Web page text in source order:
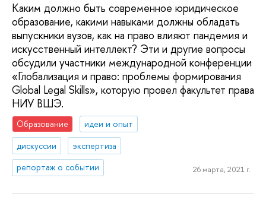
Каким должно быть современное юридическое
образование, какими навыками должны обладать
выпускники вузов, как на право влияют пандемия и
искусственный интеллект? Эти и другие вопросы
обсудили участники международной конференции
«Глобализация и право: проблемы формирования
Global Legal Skills», которую провел факультет права
НИУ ВШЭ.
Образование
идеи и опыт
дискуссии
экспертиза
репортаж о событии
26 марта, 2021 г.